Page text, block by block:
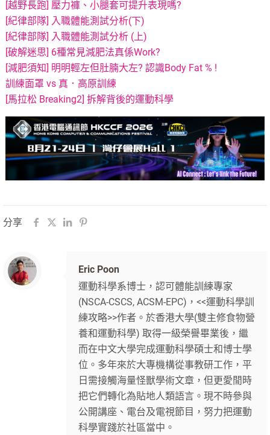
[越野長跑] 壓力褲、小腿套可提升表現嗎?
[紀律部隊] 入職體能測試分析(下)
[紀律部隊] 入職體能測試分析 (上)
[破解迷思] 6種常見減肥法真係Work?
[減肥須知] 明明輕左但肚腩大左? 認識Body Fat % !
訓練面罩 vs 真．高原訓練
[馬拉松 Breaking2] 拆解背後的運動科學
分享
Eric Poon
運動科學系博士，認可體能訓練專家
(NSCA-CSCS, ACSM-EPC)，<<運動科學訓
練攻略>>作者。於香港大學(雙主修食物營
養和運動科學) 取得一級榮譽畢業後，繼
而在中文大學完成運動科學碩士和博士學
位。多年來於大專機構從事教研工作，平
日需接觸海量怪獸學術文章，但更愛閒時
把它們轉化為貼地人類語言。現不時參與
公開講座、電台及電視節目，努力把運動
科學實踐於社區當中。